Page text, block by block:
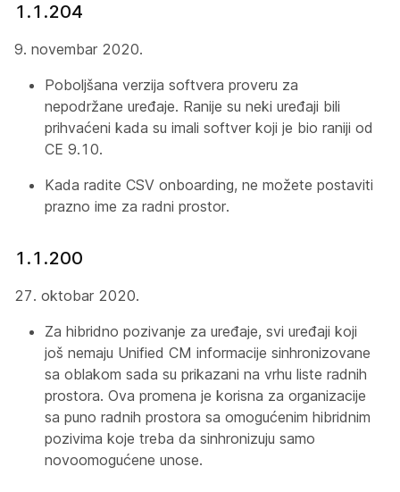
1.1.204
9. novembar 2020.
Poboljšana verzija softvera proveru za
nepodržane uređaje. Ranije su neki uređaji bili
prihvaćeni kada su imali softver koji je bio raniji od
CE 9.10.
Kada radite CSV onboarding, ne možete postaviti
prazno ime za radni prostor.
1.1.200
27. oktobar 2020.
Za hibridno pozivanje za uređaje, svi uređaji koji
još nemaju Unified CM informacije sinhronizovane
sa oblakom sada su prikazani na vrhu liste radnih
prostora. Ova promena je korisna za organizacije
sa puno radnih prostora sa omogućenim hibridnim
pozivima koje treba da sinhronizuju samo
novoomogućene unose.